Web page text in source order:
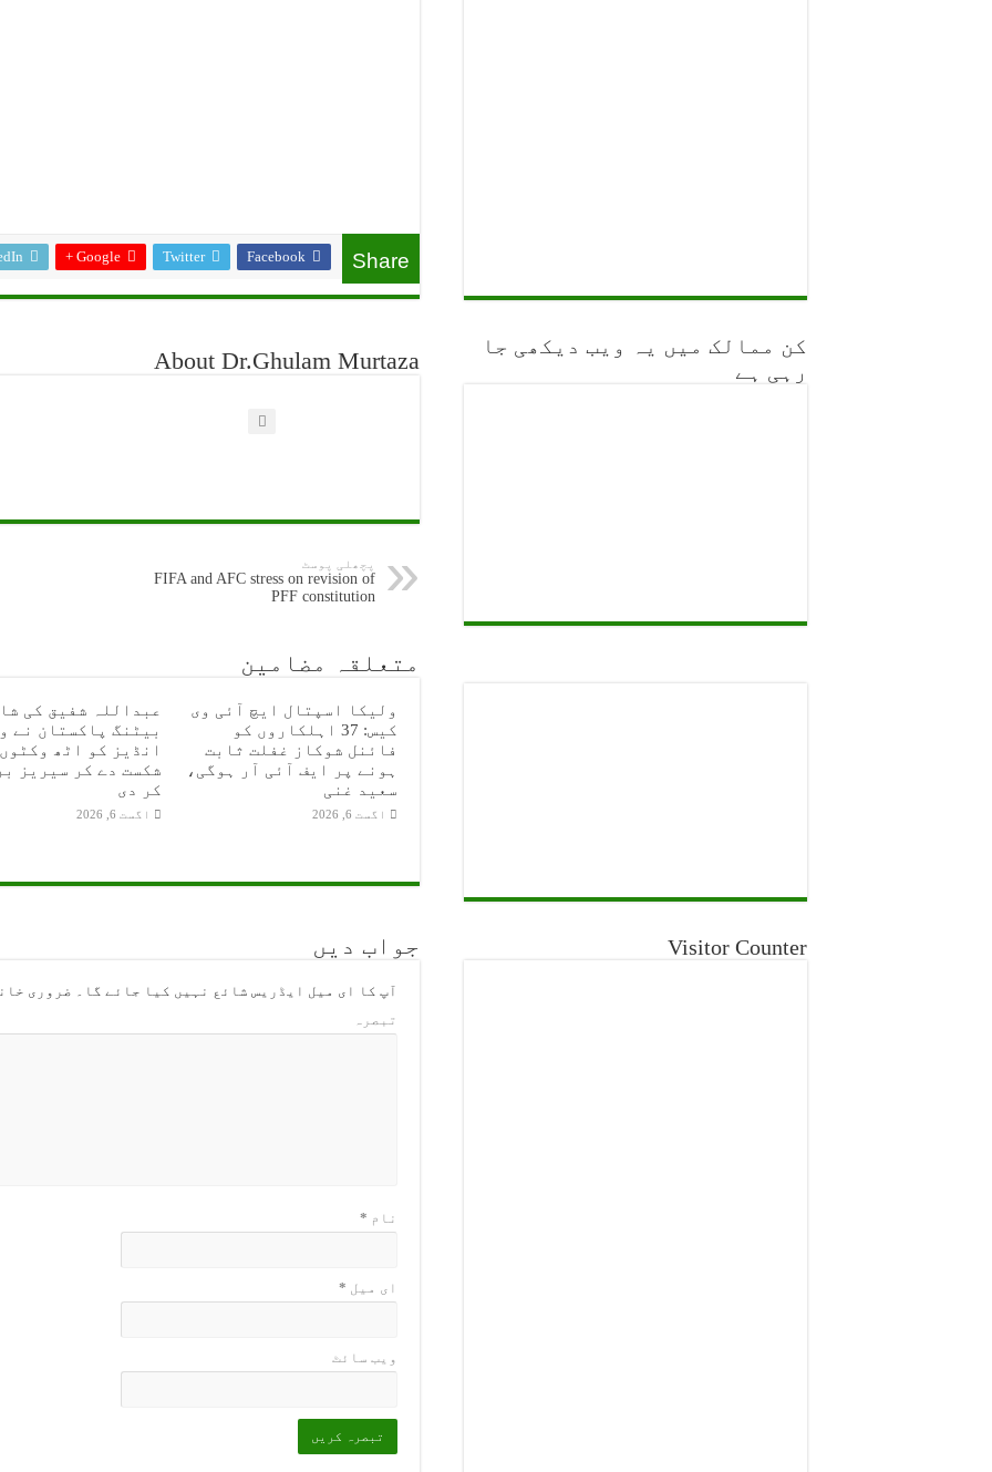
Share
Facebook
Twitter
Google +
About Dr.Ghulam Murtaza
پچھلی پوسٹ
FIFA and AFC stress on revision of
PFF constitution
متعلقہ مضامین
ولیکا اسپتال ایچ آئی وی
کیس: 37 اہلکاروں کو
فائنل شوکاز غفلت ثابت
ہونے پر ایف آئی آر ہوگی،
سعید غنی
اگست 6, 2026
عبداللہ شفیق کی
بیٹنگ پاکستان نے
انڈیز کو اٹھ
شکست دے کر سیریز
کر دی
اگست 6, 2026
جواب دیں
آپ کا ای میل ایڈریس شائع نہیں کیا جائے گا۔ ضروری
تبصرہ
نام *
ای میل *
ویب‌ سائٹ
کن ممالک میں یہ ویب دیکھی جا
رہی ہے
Visitor Counter